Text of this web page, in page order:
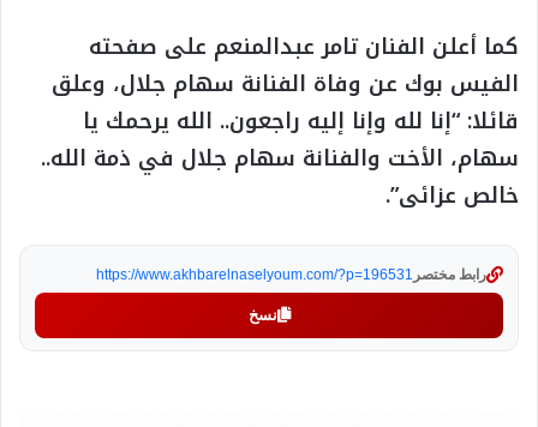
كما أعلن الفنان تامر عبدالمنعم على صفحته
الفيس بوك عن وفاة الفنانة سهام جلال، وعلق
قائلا: “إنا لله وإنا إليه راجعون.. الله يرحمك يا
سهام، الأخت والفنانة سهام جلال في ذمة الله..
خالص عزائى”.
رابط مختصر https://www.akhbarelnaselyoum.com/?p=196531
نسخ